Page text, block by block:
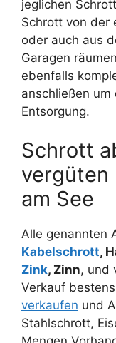
jeglichen
Schrott von der
oder auch aus
Garagen
ebenfalls
anschließen um
Entsorgung.
Schrott
vergüten
am See
Alle genannten
Kabelschrott,
Zink, Zinn, und
Verkauf
verkaufen und
Stahlschrott,